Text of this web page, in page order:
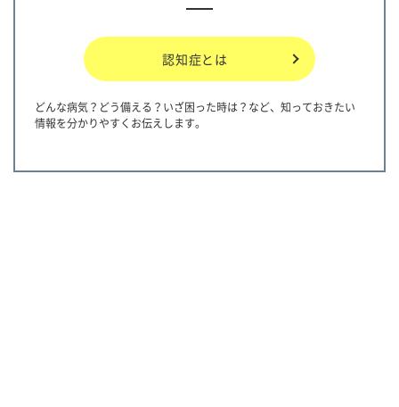
認知症とは
どんな病気？どう備える？いざ困った時は？など、知っておきたい
情報を分かりやすくお伝えします。